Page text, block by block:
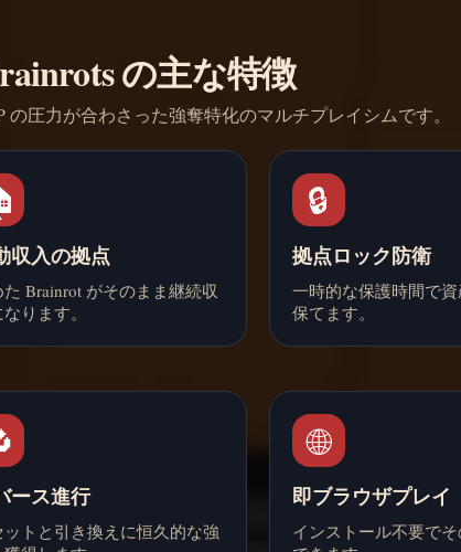
の主な特徴
圧力が合わさった強奪特化のマルチプレイシムです。
収入の拠点
Brainrot がそのまま継続収
ります。
🔒
拠点ロック防衛
一時的な保護時間で
保てます。
ース進行
ットと引き換えに恒久的な強
🌐
即ブラウザプレイ
インストール不要で